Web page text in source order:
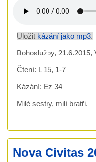
Uložit kázání jako mp3.
Bohoslužby, 21.6.2015,
Čtení: L 15, 1-7
Kázání: Ez 34
Milé sestry, milí bratři.
Nova Civitas